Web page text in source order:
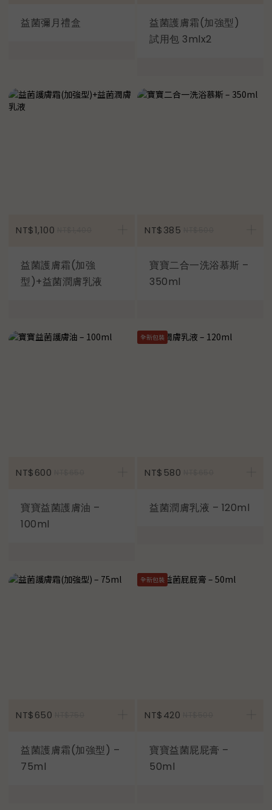
益菌彌月禮盒
益菌護膚霜(加強型)
試用包 3mlx2
NT$1,100 加入購物車
益菌護膚霜(加強
型)+益菌潤膚乳液
NT$385
寶寶二合一洗浴慕斯 –
350ml
NT$600 加入購物車
寶寶益菌護膚油 –
100ml
全新包裝
NT$580
益菌潤膚乳液 – 120ml
NT$650 加入購物車
益菌護膚霜(加強型) –
75ml
全新包裝
NT$420
寶寶益菌屁屁膏 –
50ml